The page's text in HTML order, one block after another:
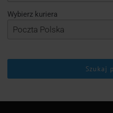
Wybierz kuriera
Szukaj